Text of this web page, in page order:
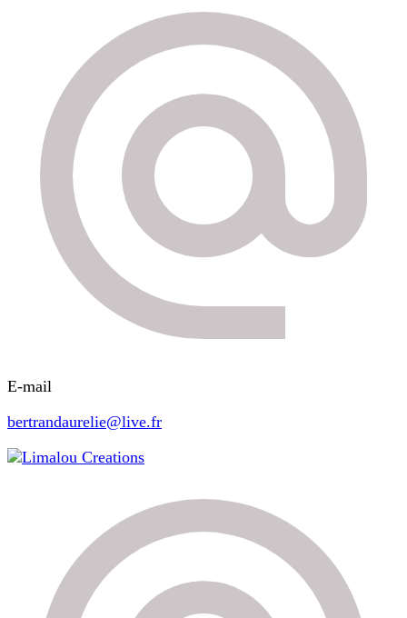
E-mail
bertrandaurelie@live.fr
Limalou Creations